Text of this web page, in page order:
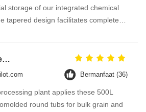
storage of our integrated chemical
tapered design facilitates complete
granular and mild corrosive liquid raw
Mara Fuentes
Bermanfaat (36)
plant applies these 500L
round tubs for bulk grain and